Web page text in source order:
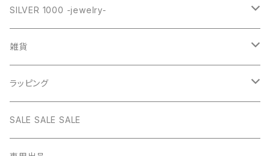
PICTURE
SILVER
STAINLESS
RING
ネックレス SILVER925
ネックレス GOLD
RING collection
daily
star
BANGLE
CHOKER
EARRING
SILVER 1000 -jewelry-
オリジナルチャーム
チェーン
雑貨
インテリア
MEXICAN CROSS
オリジナルポーチ
Pouch S
ラッピング
ネックレスギフトBOX
SALE SALE SALE